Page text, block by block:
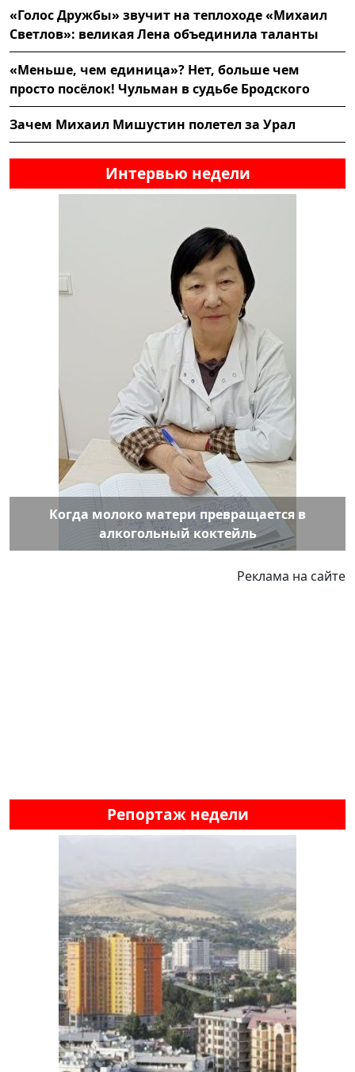
«Голос Дружбы» звучит на теплоходе «Михаил
Светлов»: великая Лена объединила таланты
«Меньше, чем единица»? Нет, больше чем
просто посёлок! Чульман в судьбе Бродского
Зачем Михаил Мишустин полетел за Урал
Интервью недели
Когда молоко матери превращается в
алкогольный коктейль
Реклама на сайте
Репортаж недели